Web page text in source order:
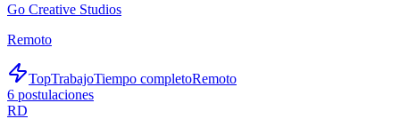
Go Creative Studios
Remoto
TopTrabajoTiempo completoRemoto
6 postulaciones
RD